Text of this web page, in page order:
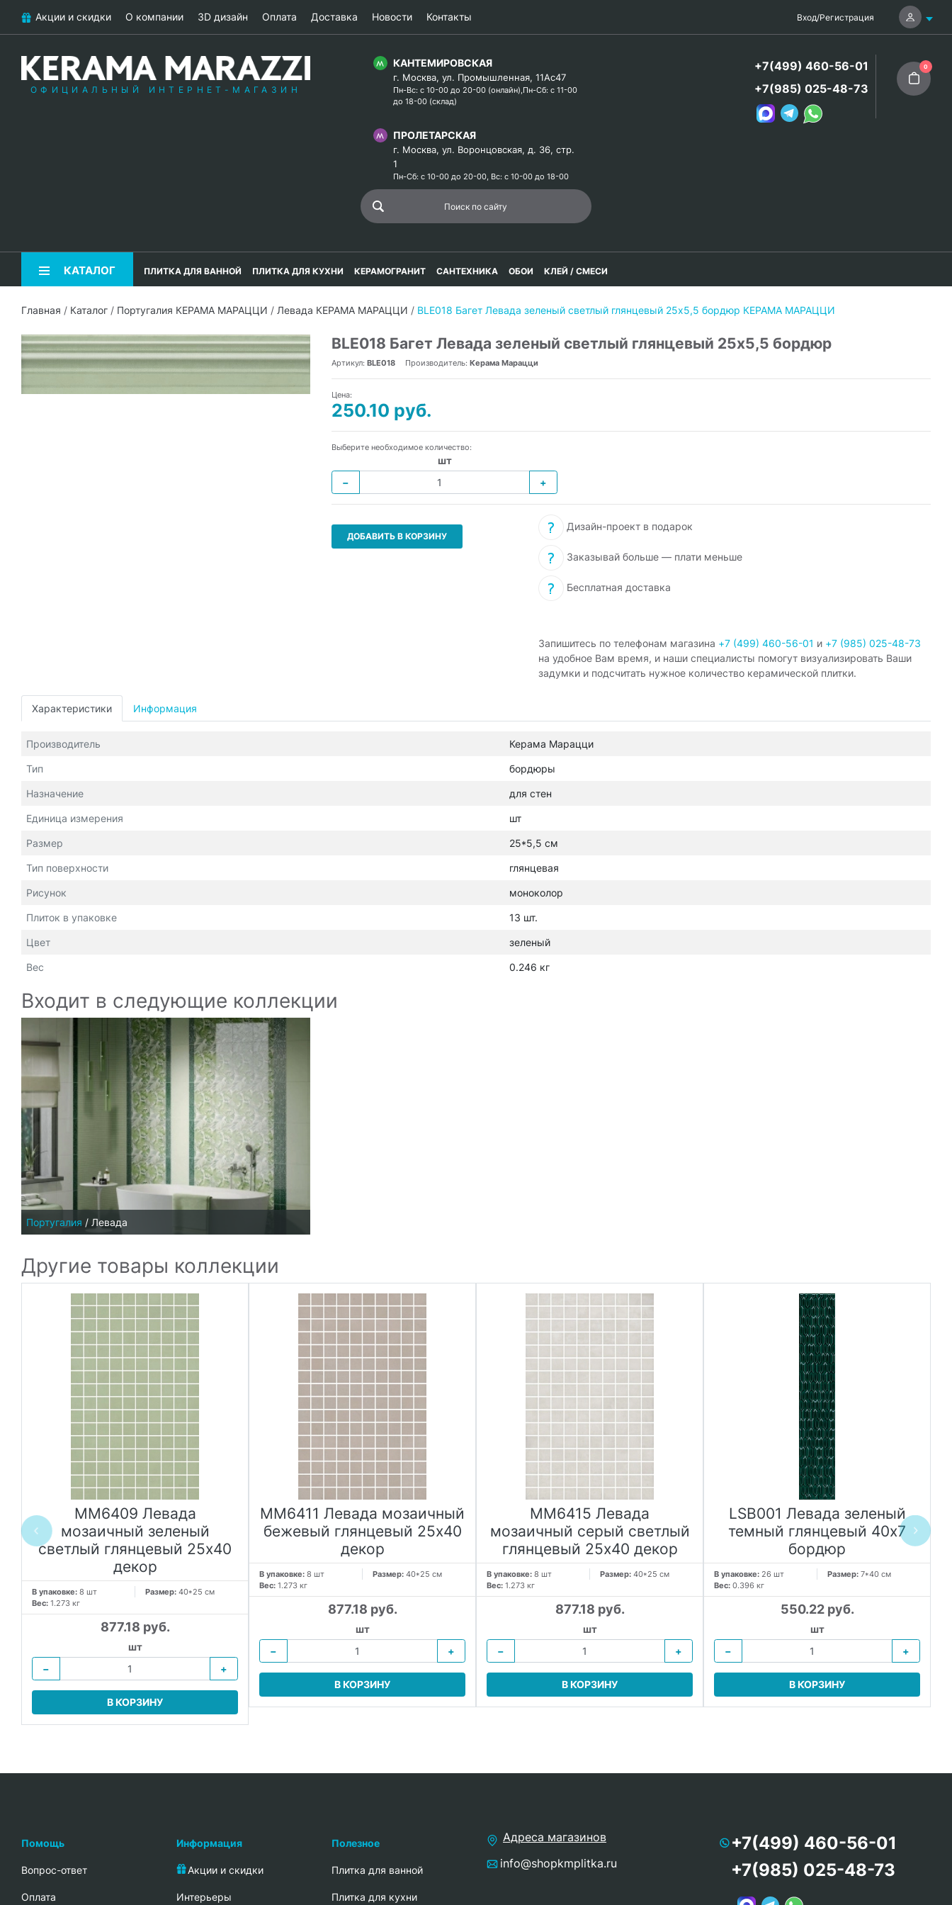
Акции и скидки О компании 3D дизайн Оплата Доставка Новости Контакты Вход/Регистрация
ОФИЦИАЛЬНЫЙ ИНТЕРНЕТ-МАГАЗИН
КАНТЕМИРОВСКАЯ
г. Москва, ул. Промышленная, 11Ас47
Пн-Вс: с 10-00 до 20-00 (онлайн),Пн-Сб: с 11-00
до 18-00 (склад)
ПРОЛЕТАРСКАЯ
г. Москва, ул. Воронцовская, д. 36, стр.
1
Пн-Сб: с 10-00 до 20-00, Вс: с 10-00 до 18-00
+7(499) 460-56-01
+7(985) 025-48-73
0
КАТАЛОГ ПЛИТКА ДЛЯ ВАННОЙ ПЛИТКА ДЛЯ КУХНИ КЕРАМОГРАНИТ САНТЕХНИКА ОБОИ КЛЕЙ / СМЕСИ
Главная / Каталог / Португалия КЕРАМА МАРАЦЦИ / Левада КЕРАМА МАРАЦЦИ / BLE018 Багет Левада зеленый светлый глянцевый 25х5,5 бордюр КЕРАМА МАРАЦЦИ
BLE018 Багет Левада зеленый светлый глянцевый 25х5,5 бордюр
Артикул: BLE018 Производитель: Керама Марацци
Цена:
250.10 руб.
Выберите необходимое количество:
шт
−
+
ДОБАВИТЬ В КОРЗИНУ
Дизайн-проект в подарок
Заказывай больше — плати меньше
Бесплатная доставка
Запишитесь по телефонам магазина +7 (499) 460-56-01 и +7 (985) 025-48-73
на удобное Вам время, и наши специалисты помогут визуализировать Ваши
задумки и подсчитать нужное количество керамической плитки.
Характеристики Информация
Производитель Керама Марацци
Тип бордюры
Назначение для стен
Единица измерения шт
Размер 25*5,5 см
Тип поверхности глянцевая
Рисунок моноколор
Плиток в упаковке 13 шт.
Цвет зеленый
Вес 0.246 кг
Входит в следующие коллекции
Португалия / Левада
Другие товары коллекции
MM6409 Левада
мозаичный зеленый
светлый глянцевый 25х40
декор
В упаковке: 8 шт Размер: 40*25 см
Вес: 1.273 кг
877.18 руб.
шт
−
+
В КОРЗИНУ
MM6411 Левада мозаичный
бежевый глянцевый 25х40
декор
В упаковке: 8 шт Размер: 40*25 см
Вес: 1.273 кг
877.18 руб.
шт
−
+
В КОРЗИНУ
MM6415 Левада
мозаичный серый светлый
глянцевый 25х40 декор
В упаковке: 8 шт Размер: 40*25 см
Вес: 1.273 кг
877.18 руб.
шт
−
+
В КОРЗИНУ
LSB001 Левада зеленый
темный глянцевый 40х7
бордюр
В упаковке: 26 шт Размер: 7*40 см
Вес: 0.396 кг
550.22 руб.
шт
−
+
В КОРЗИНУ
Помощь
Вопрос-ответ
Oплата
Информация
Акции и скидки
Интерьеры
Полезное
Плитка для ванной
Плитка для кухни
Адреса магазинов
info@shopkmplitka.ru
+7(499) 460-56-01
+7(985) 025-48-73